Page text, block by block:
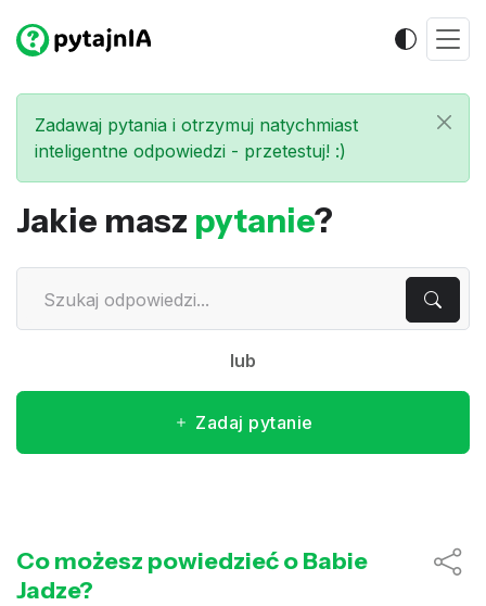
Zadawaj pytania i otrzymuj natychmiast
inteligentne odpowiedzi - przetestuj! :)
Jakie masz pytanie?
lub
Zadaj pytanie
Co możesz powiedzieć o Babie
Jadze?